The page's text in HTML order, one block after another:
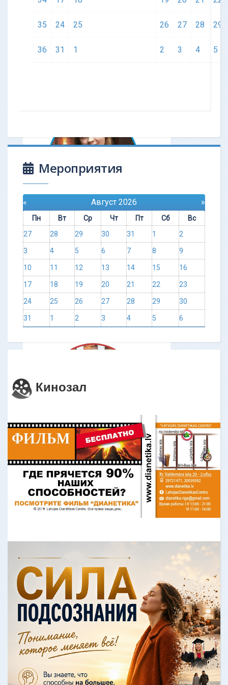
мою жизнь
наткнулась на какой-то Оксфордский
ОТЗЫВ - "Ремонт жизни"
Я не могла сконцентрировать
внимание и постоянно делала 10 дел
одновременно. Здесь я первый раз
ощутила спокойствие и меня
отпустило. Когда
Узнать больше
ОТЗЫВ - Дианетический одитинг
После одитинга, я чётко понимал
источник моих головных болей за
последний год — это было из-за
случая с велосипедом, хотя мне и
Узнать больше
ОТЗЫВ - книга «Дианетика»
35 24 25 26 27 28 29
36 31 1 2 3 4 5
Мероприятия
« Август 2026 »
Пн Вт Ср Чт Пт Сб
Вс
27
28 29 30 31 1 2
3 4 5 6 7 8 9
10 11 12 13 14 15 16
17 18 19 20 21 22 23
24 25 26 27 28 29 30
31 1 2 3 4 5 6
Кинозал